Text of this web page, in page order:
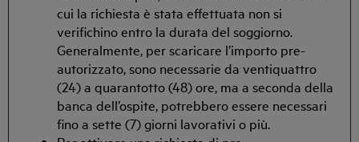
cui la richiesta è stata effettuata non si
verifichino entro la durata del soggiorno.
Generalmente, per scaricare l’importo pre-
autorizzato, sono necessarie da ventiquattro
(24) a quarantotto (48) ore, ma a seconda della
banca dell’ospite, potrebbero essere necessari
fino a sette (7) giorni lavorativi o più.